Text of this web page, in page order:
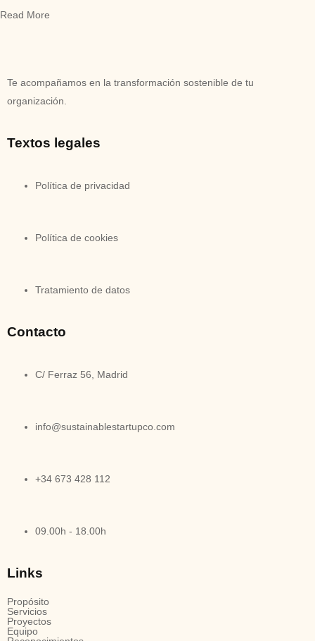
Read More
Te acompañamos en la transformación sostenible de tu
organización.
Textos legales
Política de privacidad
Política de cookies
Tratamiento de datos
Contacto
C/ Ferraz 56, Madrid
info@sustainablestartupco.com
+34 673 428 112
09.00h - 18.00h
Links
Propósito
Servicios
Proyectos
Equipo